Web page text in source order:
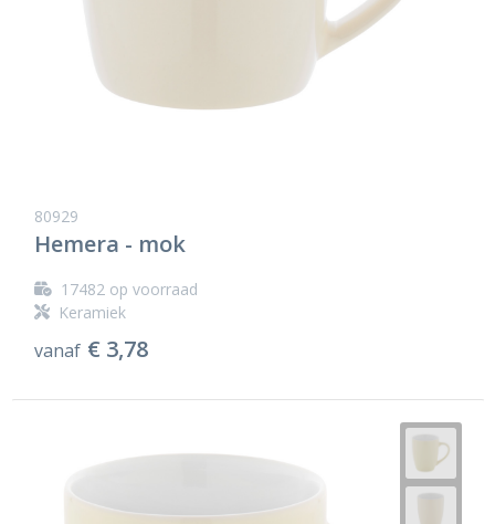
80929
Hemera - mok
17482op voorraad
Keramiek
vanaf € 3,78